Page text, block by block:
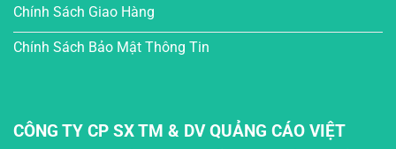
Chính Sách Giao Hàng
Chính Sách Bảo Mật Thông Tin
CÔNG TY CP SX TM & DV QUẢNG CÁO VIỆT